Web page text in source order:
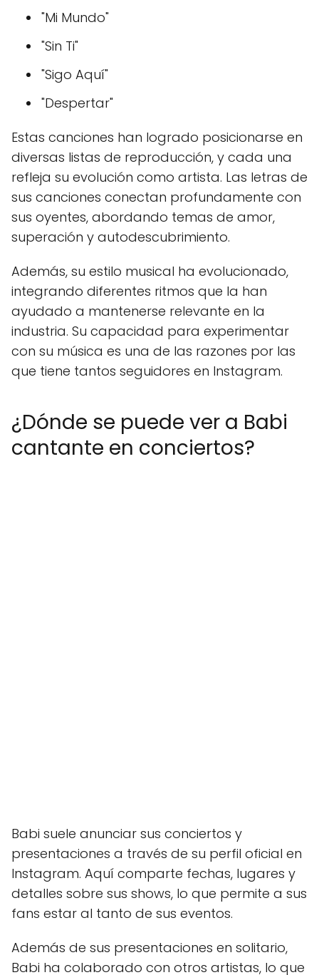
"Mi Mundo"
"Sin Ti"
"Sigo Aquí"
"Despertar"
Estas canciones han logrado posicionarse en
diversas listas de reproducción, y cada una
refleja su evolución como artista. Las letras de
sus canciones conectan profundamente con
sus oyentes, abordando temas de amor,
superación y autodescubrimiento.
Además, su estilo musical ha evolucionado,
integrando diferentes ritmos que la han
ayudado a mantenerse relevante en la
industria. Su capacidad para experimentar
con su música es una de las razones por las
que tiene tantos seguidores en Instagram.
¿Dónde se puede ver a Babi
cantante en conciertos?
Babi suele anunciar sus conciertos y
presentaciones a través de su perfil oficial en
Instagram. Aquí comparte fechas, lugares y
detalles sobre sus shows, lo que permite a sus
fans estar al tanto de sus eventos.
Además de sus presentaciones en solitario,
Babi ha colaborado con otros artistas, lo que